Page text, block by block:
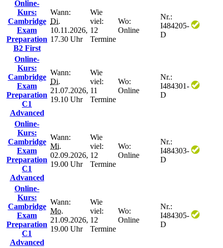
Online-
Kurs:
Cambridge
Exam
Preparation
B2 First
Wann:
Di.
10.11.2026,
17.30 Uhr
Wie
viel:
12
Termine
Wo:
Online
Nr.:
I484205-
D
Online-
Kurs:
Cambridge
Exam
Preparation
C1
Advanced
Wann:
Di.
21.07.2026,
19.10 Uhr
Wie
viel:
11
Termine
Wo:
Online
Nr.:
I484301-
D
Online-
Kurs:
Cambridge
Exam
Preparation
C1
Advanced
Wann:
Mi.
02.09.2026,
19.00 Uhr
Wie
viel:
12
Termine
Wo:
Online
Nr.:
I484303-
D
Online-
Kurs:
Cambridge
Exam
Preparation
C1
Advanced
Wann:
Mo.
21.09.2026,
19.00 Uhr
Wie
viel:
12
Termine
Wo:
Online
Nr.:
I484305-
D